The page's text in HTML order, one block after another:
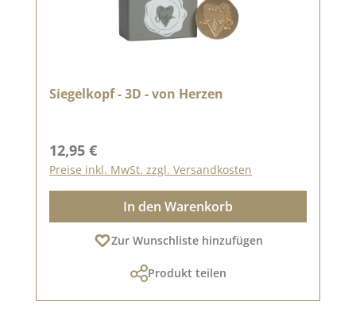
Siegelkopf - 3D - von Herzen
Regulärer Preis:
12,95 €
Preise inkl. MwSt. zzgl. Versandkosten
In den Warenkorb
Zur Wunschliste hinzufügen
Produkt teilen